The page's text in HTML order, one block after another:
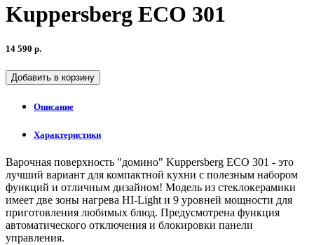
Kuppersberg ECO 301
14 590 р.
Добавить в корзину
Описание
Характеристики
Варочная поверхность "домино" Kuppersberg ECO 301 - это
лучший вариант для компактной кухни с полезным набором
функций и отличным дизайном! Модель из стеклокерамики
имеет две зоны нагрева HI-Light и 9 уровней мощности для
приготовления любимых блюд. Предусмотрена функция
автоматического отключения и блокировки панели
управления.